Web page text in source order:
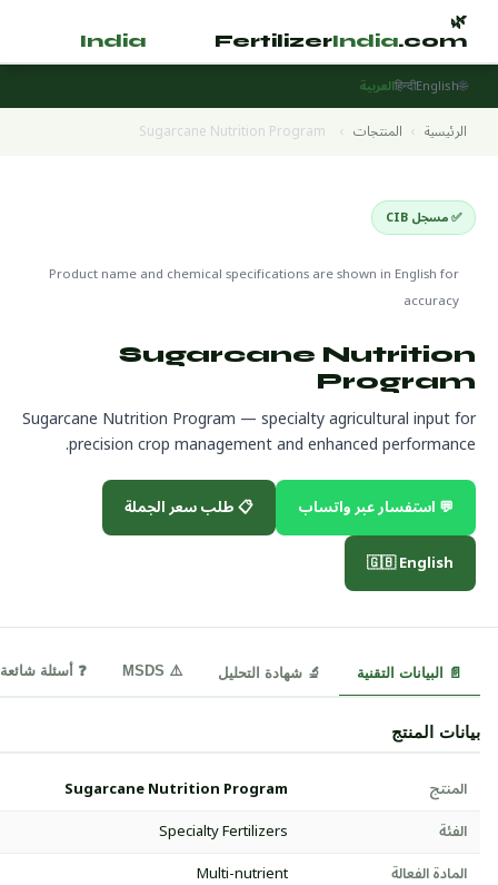
🌿
FertilizerIndia.com
India
🌐
English
हिन्दीالعربية
الرئيسية › المنتجات ›
Sugarcane Nutrition Program
✅ مسجل CIB
Product name and chemical specifications are shown in English for
accuracy
Sugarcane Nutrition
Program
Sugarcane Nutrition Program — specialty agricultural input for
precision crop management and enhanced performance.
💬 استفسار عبر واتساب
📋 طلب سعر الجملة
🇬🇧 English
📄 البيانات التقنية 🔬 شهادة التحليل ⚠️ MSDS ❓ أسئلة شائعة
بيانات المنتج
المنتج
Sugarcane Nutrition Program
الفئة
Specialty Fertilizers
المادة الفعالة
Multi-nutrient